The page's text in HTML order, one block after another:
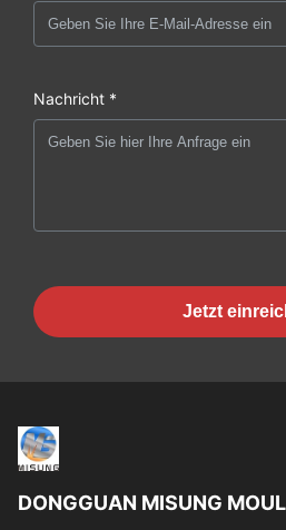
Nachricht *
Jetzt
DONGGUAN MISUNG